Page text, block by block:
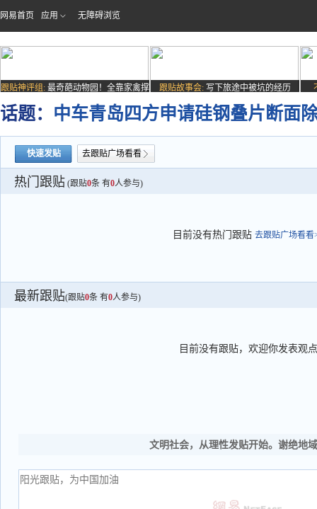
网易首页 应用 无障碍浏览
跟贴神评组: 最奇葩动物园！全靠家禽撑
场子
跟贴故事会: 写下旅途中被坑的经历
话题： 中车青岛四方申请硅钢叠片断面
快速发贴 去跟贴广场看看
热门跟贴 (跟贴0条 有0人参与)
目前没有热门跟贴 去跟贴广场看看
最新跟贴(跟贴0条 有0人参与)
目前没有跟贴，欢迎你发表观点
文明社会，从理性发贴开始。谢绝地